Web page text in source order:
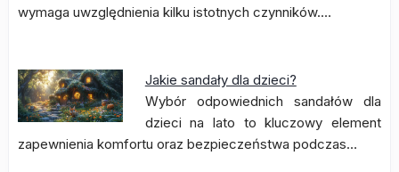
wymaga uwzględnienia kilku istotnych czynników.…
Jakie sandały dla dzieci?
Wybór odpowiednich sandałów dla
dzieci na lato to kluczowy element
zapewnienia komfortu oraz bezpieczeństwa podczas…